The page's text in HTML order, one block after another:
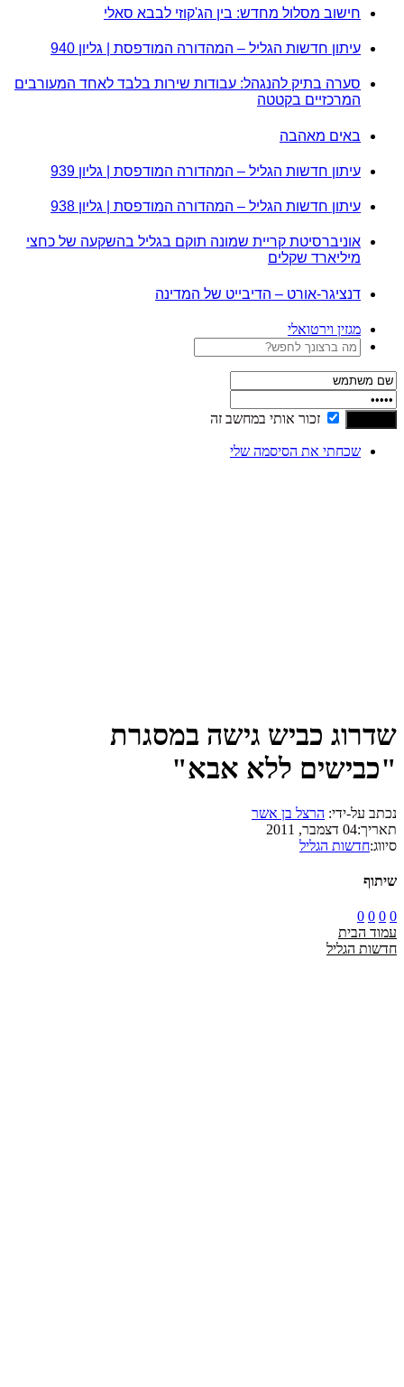
חישוב מסלול מחדש: בין הג'קוזי לבבא סאלי
עיתון חדשות הגליל – המהדורה המודפסת | גליון 940
סערה בתיק להנגהל: עבודות שירות בלבד לאחד המעורבים
המרכזיים בקטטה
באים מאהבה
עיתון חדשות הגליל – המהדורה המודפסת | גליון 939
עיתון חדשות הגליל – המהדורה המודפסת | גליון 938
אוניברסיטת קריית שמונה תוקם בגליל בהשקעה של כחצי
מיליארד שקלים
דנציגר-אורט – הדיבייט של המדינה
מגזין וירטואלי
זכור אותי במחשב זה
שכחתי את הסיסמה שלי
שדרוג כביש גישה במסגרת
"כבישים ללא אבא"
נכתב על-ידי: הרצל בן אשר
תאריך:04 דצמבר, 2011
סיווג:חדשות הגליל
שיתוף
0
0
0
0
עמוד הבית
חדשות הגליל